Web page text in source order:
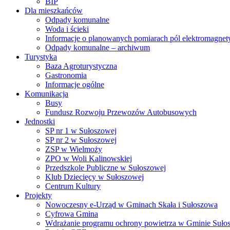
Dla mieszkańców
Odpady komunalne
Woda i ścieki
Informacje o planowanych pomiarach pól
Odpady komunalne – archiwum
Turystyka
Baza Agroturystyczna
Gastronomia
Informacje ogólne
Komunikacja
Busy
Fundusz Rozwoju Przewozów Autobusowych
Jednostki
SP nr 1 w Sułoszowej
SP nr 2 w Sułoszowej
ZSP w Wielmoży
ZPO w Woli Kalinowskiej
Przedszkole Publiczne w Sułoszowej
Klub Dziecięcy w Sułoszowej
Centrum Kultury
Projekty
Nowoczesny e-Urząd w Gminach Skała i Sułoszowa
Cyfrowa Gmina
Wdrażanie programu ochrony powietrza w Gminie